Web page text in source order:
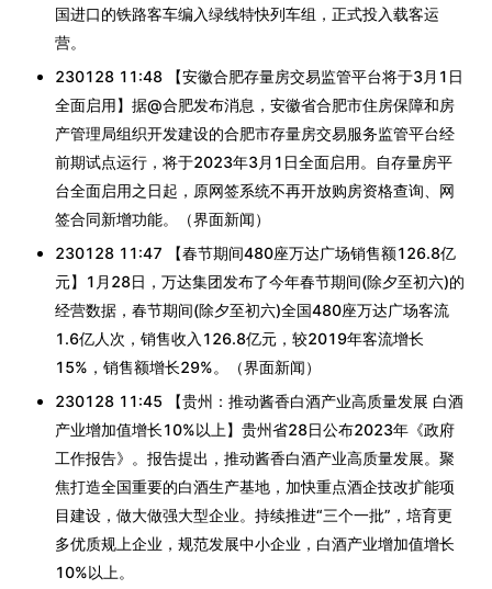
国进口的铁路客车编入绿线特快列车组，正式投入载客运
营。
230128 11:48 【安徽合肥存量房交易监管平台将于3月1日
全面启用】据@合肥发布消息，安徽省合肥市住房保障和房
产管理局组织开发建设的合肥市存量房交易服务监管平台经
前期试点运行，将于2023年3月1日全面启用。自存量房平
台全面启用之日起，原网签系统不再开放购房资格查询、网
签合同新增功能。（界面新闻）
230128 11:47 【春节期间480座万达广场销售额126.8亿
元】1月28日，万达集团发布了今年春节期间(除夕至初六)的
经营数据，春节期间(除夕至初六)全国480座万达广场客流
1.6亿人次，销售收入126.8亿元，较2019年客流增长
15%，销售额增长29%。（界面新闻）
230128 11:45 【贵州：推动酱香白酒产业高质量发展 白酒
产业增加值增长10%以上】贵州省28日公布2023年《政府
工作报告》。报告提出，推动酱香白酒产业高质量发展。聚
焦打造全国重要的白酒生产基地，加快重点酒企技改扩能项
目建设，做大做强大型企业。持续推进“三个一批”，培育更
多优质规上企业，规范发展中小企业，白酒产业增加值增长
10%以上。